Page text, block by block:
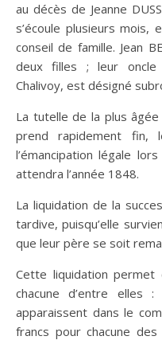
au décès de Jeanne
s’écoule plusieurs
conseil de famille. Jean
deux filles ; leur oncle
Chalivoy, est désigné
La tutelle de la plus
prend rapidement fin,
l’émancipation légale
attendra l’année 1848.
La liquidation de la
tardive, puisqu’elle
que leur père se soit
Cette liquidation
chacune d’entre elles
apparaissent dans le
francs pour chacune